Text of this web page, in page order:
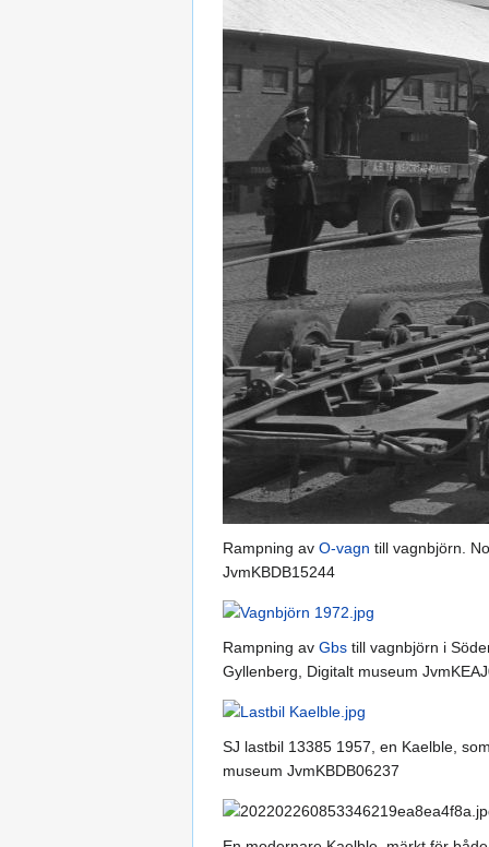
Rampning av O-vagn till vagnbjörn.
JvmKBDB15244
Rampning av Gbs till vagnbjörn i
Gyllenberg, Digitalt museum
SJ lastbil 13385 1957, en Kaelble,
museum JvmKBDB06237